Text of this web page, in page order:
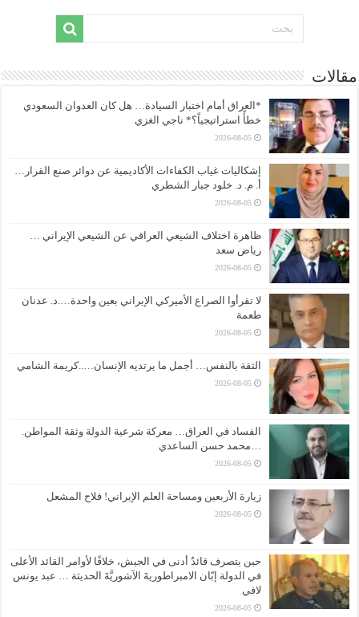
مقالات
*العراق أمام اختبار السيادة… هل كان العدوان السعودي
خطأً استراتيجياً؟* ناجي الغزي
2026-08-05
إشكاليات غياب الكفاءات الأكاديمية عن دوائر صنع القرار…
أ. م. د. خلود جبار الشطري
2026-08-05
ظاهرة اختلاف الشيعي العراقي عن الشيعي الإيراني …
رياض سعد
2026-08-05
لا تقرأوا الصراع الأميركي الإيراني بعين واحدة….د. عدنان
طعمة
2026-08-05
الثقة بالنفس… أجمل ما يرتديه الإنسان…..كريمة الشامي
2026-08-05
الفساد في العراق… معركة شرعية الدولة وثقة المواطن.
…محمد حسن الساعدي
2026-08-05
زيارة الأربعين ومساحة العلم الإيراني! فلاح المشعل
2026-08-05
حين يتصرف قائدٌ أدنى في الجيش، خلافًا لأوامر القائد الأعلى
في الدولة إبّان الامبراطوريةَ الآشوريَّةَ الحديثة … عبد يونس
لافي
2026-08-05